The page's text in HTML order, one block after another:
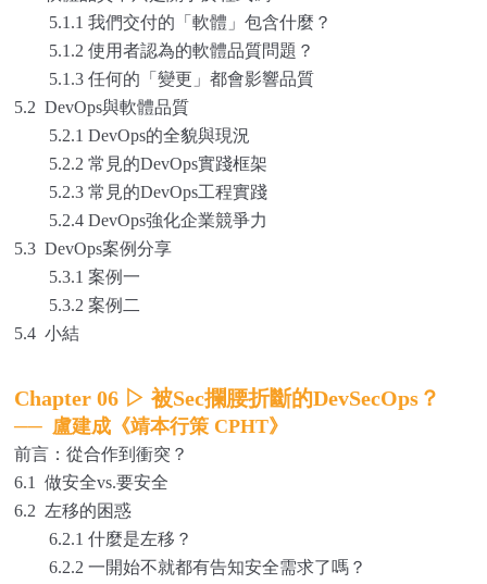
5.1.1 我們交付的「軟體」包含什麼？
5.1.2 使用者認為的軟體品質問題？
5.1.3 任何的「變更」都會影響品質
5.2 DevOps與軟體品質
5.2.1 DevOps的全貌與現況
5.2.2 常見的DevOps實踐框架
5.2.3 常見的DevOps工程實踐
5.2.4 DevOps強化企業競爭力
5.3 DevOps案例分享
5.3.1 案例一
5.3.2 案例二
5.4 小結
Chapter 06 ▷ 被Sec攔腰折斷的DevSecOps？
── 盧建成《靖本行策 CPHT》
前言：從合作到衝突？
6.1 做安全vs.要安全
6.2 左移的困惑
6.2.1 什麼是左移？
6.2.2 一開始不就都有告知安全需求了嗎？